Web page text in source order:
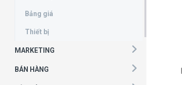
Bảng giá
Thiết bị
MARKETING
BÁN HÀNG